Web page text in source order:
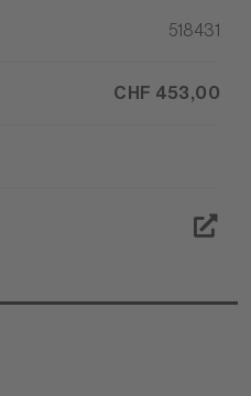
518431
CHF 453,00